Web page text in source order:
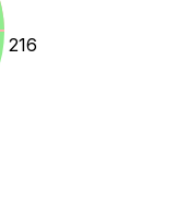
216